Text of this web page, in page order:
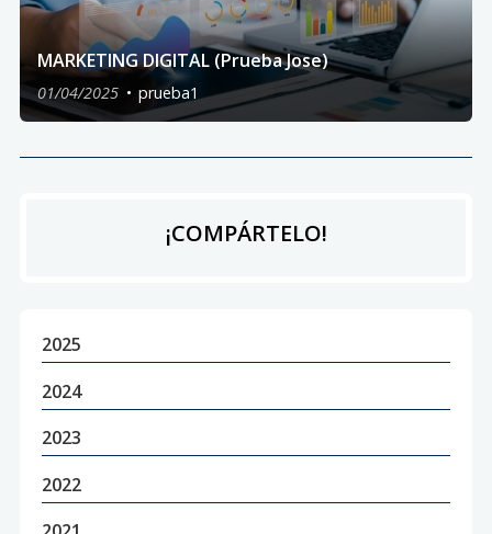
MARKETING DIGITAL (Prueba Jose)
01/04/2025 prueba1
¡COMPÁRTELO!
2025
2024
2023
2022